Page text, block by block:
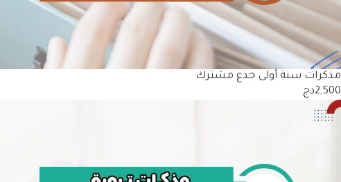
مذكرات سنة أولى جذع مشترك
2,500دج